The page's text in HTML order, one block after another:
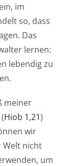
im
so, dass
Das
lernen:
lebendig zu
meiner
Hiob 1,21)
wir
Welt nicht
um